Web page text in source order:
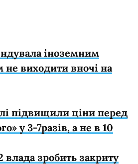
іноземним
не виходити вночі на
підвищили ціни перед
у 3-7разів, а не в 10
влада зробить закриту